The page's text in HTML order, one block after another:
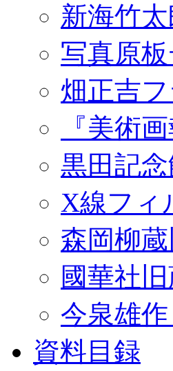
新海竹
写真原
畑正吉
『美術
黒田記
X線フィ
森岡柳
國華社
今泉雄作
資料目録